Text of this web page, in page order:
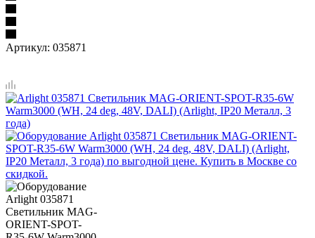
Артикул: 035871